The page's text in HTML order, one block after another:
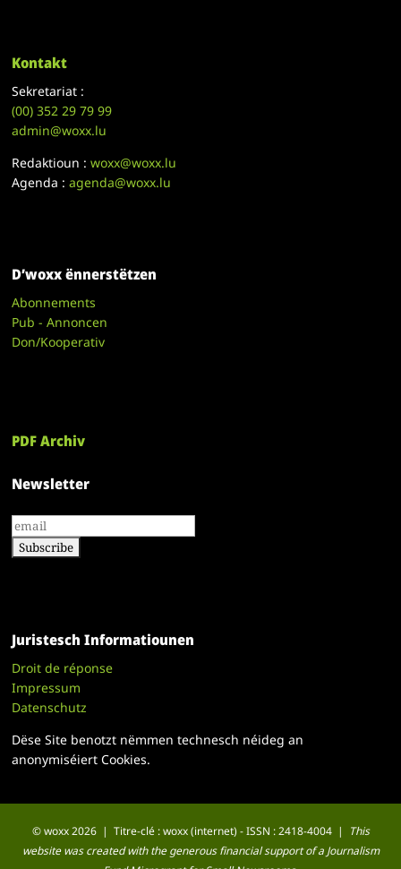
Kontakt
Sekretariat :
(00)352 29 79 99
admin@woxx.lu
Redaktioun :woxx@woxx.lu
Agenda :agenda@woxx.lu
D’woxx ënnerstëtzen
Abonnements
Pub - Annoncen
Don/Kooperativ
PDF Archiv
Newsletter
Juristesch Informatiounen
Droit de réponse
Impressum
Datenschutz
Dëse Site benotzt nëmmen technesch néideg an
anonymiséiert Cookies.
© woxx 2026 | Titre-clé : woxx (internet) - ISSN : 2418-4004 |
This
website was created with the generous financial support of a Journalism